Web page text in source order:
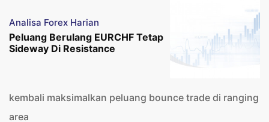
Analisa Forex Harian
Peluang Berulang EURCHF Tetap
Sideway Di Resistance
kembali maksimalkan peluang bounce trade di ranging
area